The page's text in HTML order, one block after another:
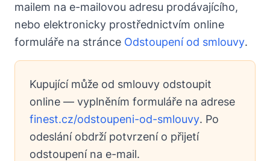
mailem na e-mailovou adresu prodávajícího,
nebo elektronicky prostřednictvím online
formuláře na stránce Odstoupení od smlouvy.
Kupující může od smlouvy odstoupit
online — vyplněním formuláře na adrese
finest.cz/odstoupeni-od-smlouvy. Po
odeslání obdrží potvrzení o přijetí
odstoupení na e-mail.